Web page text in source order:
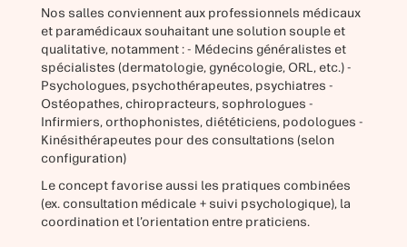
Nos salles conviennent aux professionnels médicaux
et paramédicaux souhaitant une solution souple et
qualitative, notamment : - Médecins généralistes et
spécialistes (dermatologie, gynécologie, ORL, etc.) -
Psychologues, psychothérapeutes, psychiatres -
Ostéopathes, chiropracteurs, sophrologues -
Infirmiers, orthophonistes, diététiciens, podologues -
Kinésithérapeutes pour des consultations (selon
configuration)
Le concept favorise aussi les pratiques combinées
(ex. consultation médicale + suivi psychologique), la
coordination et l’orientation entre praticiens.